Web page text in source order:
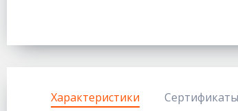
Характеристики Сертификаты